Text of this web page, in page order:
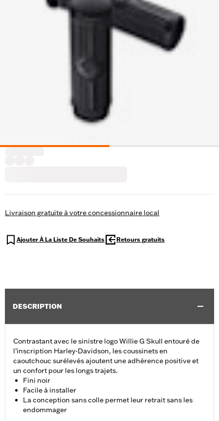
Livraison gratuite à votre concessionnaire local
Ajouter À La Liste De Souhaits Retours gratuits
DESCRIPTION
Contrastant avec le sinistre logo Willie G Skull entouré de
l’inscription Harley-Davidson, les coussinets en
caoutchouc surélevés ajoutent une adhérence positive et
un confort pour les longs trajets.
Fini noir
Facile à installer
La conception sans colle permet leur retrait sans les
endommager